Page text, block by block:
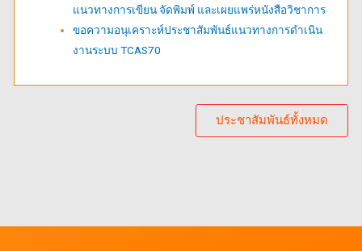
แนวทางการเขียน จัดพิมพ์ และเผยแพร่หนังสือวิชาการ
ขอความอนุเคราะห์ประชาสัมพันธ์แนวทางการดำเนิน
งานระบบ TCAS70
ประชาสัมพันธ์ทั้งหมด